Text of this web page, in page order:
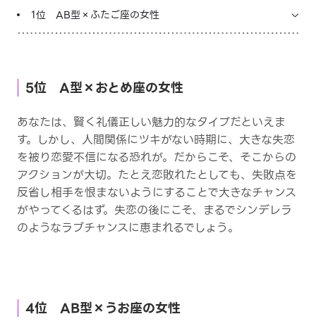
1位 AB型×ふたご座の女性
5位 A型×おとめ座の女性
あなたは、賢く礼儀正しい魅力的なタイプだといえま
す。しかし、人間関係にツキがない時期に、大きな失恋
を被り恋愛不信になる恐れが。だからこそ、そこからの
アクションが大切。たとえ恋敗れたとしても、失敗点を
反省し相手を恨まないようにすることで大きなチャンス
がやってくるはず。失恋の後にこそ、まるでシンデレラ
のようなラブチャンスに恵まれるでしょう。
4位 AB型×うお座の女性